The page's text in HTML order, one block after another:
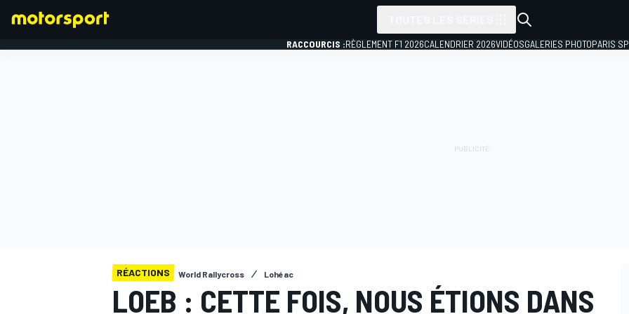
RACCOURCIS :RÈGLEMENT F1 2026CALENDRIER 2026VIDÉOSGALERIES PHOTOPARIS
RÉACTIONS World Rallycross Lohéac
LOEB : CETTE FOIS, NOUS ÉTIONS DANS